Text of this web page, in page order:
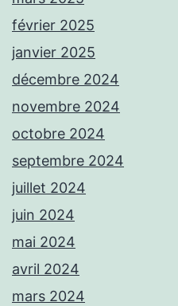
février 2025
janvier 2025
décembre 2024
novembre 2024
octobre 2024
septembre 2024
juillet 2024
juin 2024
mai 2024
avril 2024
mars 2024